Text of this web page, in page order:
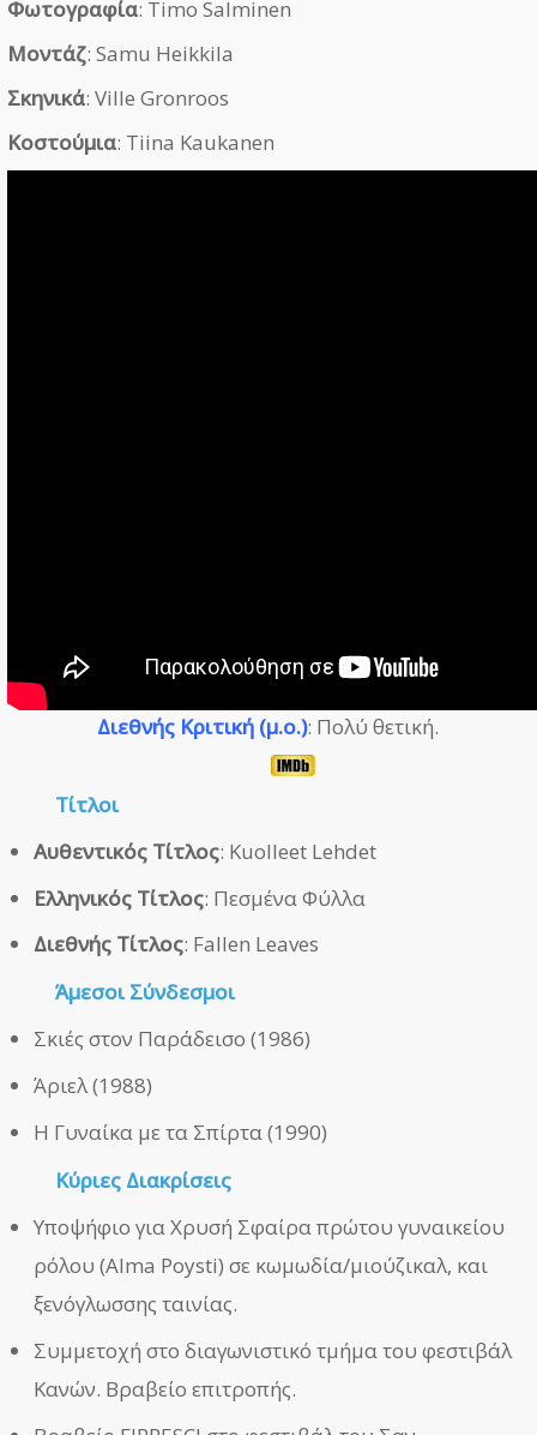
Φωτογραφία: Timo Salminen
Μοντάζ: Samu Heikkila
Σκηνικά: Ville Gronroos
Κοστούμια: Tiina Kaukanen
Διεθνής Κριτική (μ.ο.): Πολύ θετική.
Τίτλοι
Αυθεντικός Τίτλος: Kuolleet Lehdet
Ελληνικός Τίτλος: Πεσμένα Φύλλα
Διεθνής Τίτλος: Fallen Leaves
ΆμεσοιΣύνδεσμοι
Σκιές στον Παράδεισο (1986)
Άριελ (1988)
Η Γυναίκα με τα Σπίρτα (1990)
Κύριες Διακρίσεις
Υποψήφιο για Χρυσή Σφαίρα πρώτου γυναικείου
ρόλου (Alma Poysti) σε κωμωδία/μιούζικαλ, και
ξενόγλωσσης ταινίας.
Συμμετοχή στο διαγωνιστικό τμήμα του φεστιβάλ
Κανών. Βραβείο επιτροπής.